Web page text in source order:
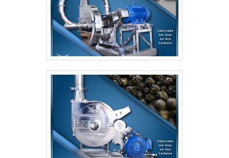
empresa busca investir nos melhores profissionais
do mercado, e em instalações modernas,
garantindo assim, a sua confiança e boa cotação no
mercado. A Alpine Máquinas é uma empresa que
tem sido apontada de forma positiva no mercado
pela seriedade e qualidade, que comprovam sua
essência de trazer o melhor para os parceiros.